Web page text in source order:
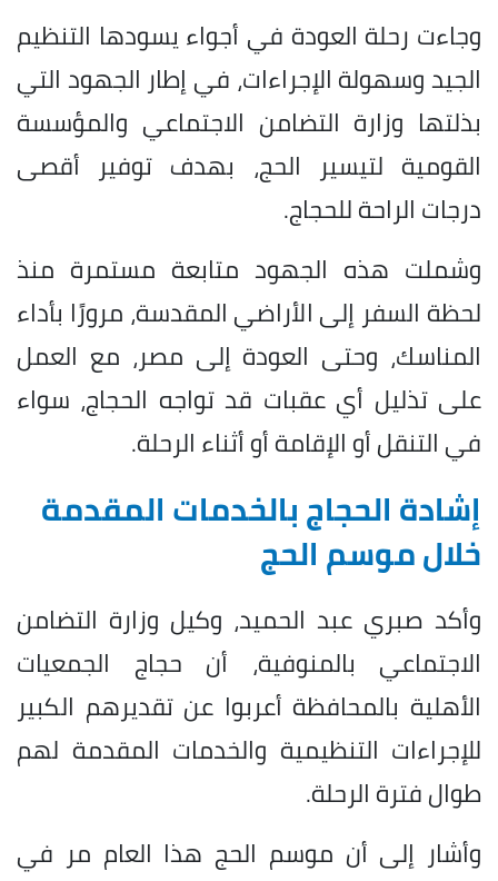
وجاءت رحلة العودة في أجواء يسودها التنظيم
الجيد وسهولة الإجراءات، في إطار الجهود التي
بذلتها وزارة التضامن الاجتماعي والمؤسسة
القومية لتيسير الحج، بهدف توفير أقصى
درجات الراحة للحجاج.
وشملت هذه الجهود متابعة مستمرة منذ
لحظة السفر إلى الأراضي المقدسة، مرورًا بأداء
المناسك، وحتى العودة إلى مصر، مع العمل
على تذليل أي عقبات قد تواجه الحجاج، سواء
في التنقل أو الإقامة أو أثناء الرحلة.
إشادة الحجاج بالخدمات المقدمة
خلال موسم الحج
وأكد صبري عبد الحميد، وكيل وزارة التضامن
الاجتماعي بالمنوفية، أن حجاج الجمعيات
الأهلية بالمحافظة أعربوا عن تقديرهم الكبير
للإجراءات التنظيمية والخدمات المقدمة لهم
طوال فترة الرحلة.
وأشار إلى أن موسم الحج هذا العام مر في